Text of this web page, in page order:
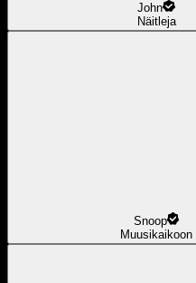
John
Näitleja
Snoop
Muusikaikoon